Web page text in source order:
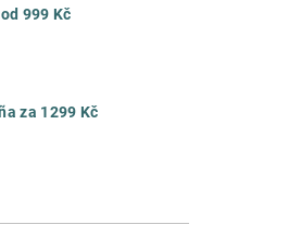
999 Kč
za 1299 Kč